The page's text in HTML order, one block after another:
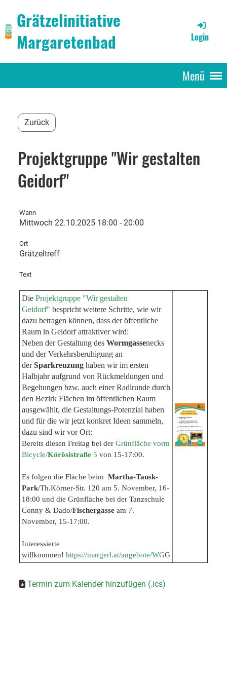
Grätzelinitiative
Margaretenbad
Login
Menü
Zurück
Projektgruppe "Wir gestalten
Geidorf"
Wann
Mittwoch 22.10.2025 18:00 - 20:00
Ort
Grätzeltreff
Text
Die Projektgruppe "Wir gestalten
Geidorf" bespricht weitere Schritte, wie wir
dazu betragen können, dass der öffentliche
Raum in Geidorf attraktiver wird:
Neben der Gestaltung des Wormgassenecks
und der Verkehrsberuhigung an
derSparkreuzung haben wir im ersten
Halbjahr aufgrund von Rückmeldungen und
Begehungen bzw. auch einer Radlrunde durch
den Bezirk Flächen im öffentlichen Raum
ausgewählt, die Gestaltungs-Potenzial haben
und für die wir jetzt konkret Ideen sammeln,
dazu sind wir vor Ort:
Bereits diesen Freitag bei der Grünfläche vorm
Bicycle/Körösistraße 5 von 15-17:00.
Es folgen die Fläche beim Martha-Tausk-
Park/Th.Körner-Str. 120 am 5. November, 16-
18:00 und die Grünfläche bei der Tanzschule
Conny & Dado/Fischergasse am 7.
November, 15-17:00.
Interessierte
willkommen! https://margerl.at/angebote/WGG
Termin zum Kalender hinzufügen (.ics)